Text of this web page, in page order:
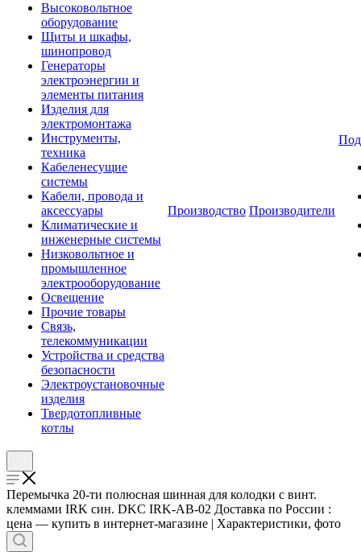
Высоковольтное
оборудование
Щиты и шкафы,
шинопровод
Генераторы
электроэнергии и
элементы питания
Изделия для
электромонтажа
Инструменты,
техника
Кабеленесущие
системы
Кабели, провода и
аксессуары
Климатические и
инженерные системы
Низковольтное и
промышленное
электрооборудование
Освещение
Прочие товары
Связь,
телекоммуникации
Устройства и средства
безопасности
Электроустановочные
изделия
Твердотопливные
котлы
Производство Производители
Перемычка 20-ти полюсная шинная для колодки с винт.
клеммами IRK син. DKC IRK-AB-02 Доставка по России :
цена — купить в интернет-магазине | Характеристики, фото